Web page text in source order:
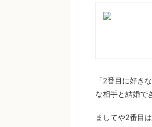
「2番目に好き
な相手と結婚で
ましてや2番目